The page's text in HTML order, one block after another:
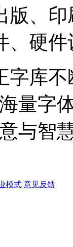
版、
、硬
字库
量字
与智
模式 意见反馈